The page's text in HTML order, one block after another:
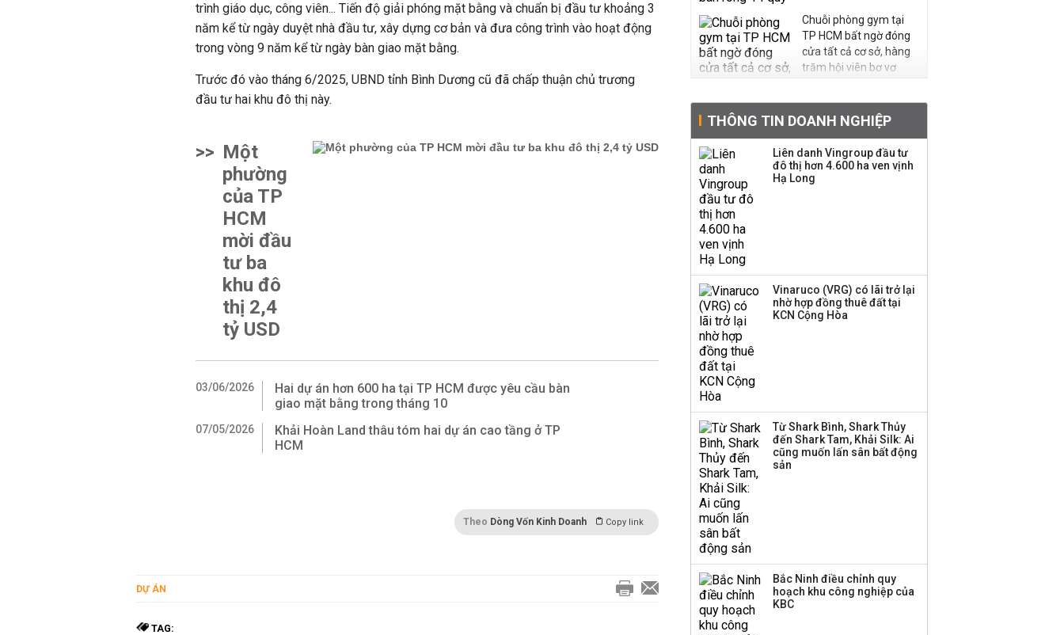
trình giáo dục, công viên... Tiến độ giải phóng mặt bằng và chuẩn bị đầu tư khoảng 3
năm kể từ ngày duyệt nhà đầu tư, xây dựng cơ bản và đưa công trình vào hoạt động
trong vòng 9 năm kể từ ngày bàn giao mặt bằng.
Trước đó vào tháng 6/2025, UBND tỉnh Bình Dương cũ đã chấp thuận chủ trương
đầu tư hai khu đô thị này.
>> Một
phường
của TP
HCM
mời đầu
tư ba
khu đô
thị 2,4
tỷ USD
03/06/2026
Hai dự án hơn 600 ha tại TP HCM được yêu cầu bàn
giao mặt bằng trong tháng 10
07/05/2026
Khải Hoàn Land thâu tóm hai dự án cao tầng ở TP
HCM
Theo Dòng Vốn Kinh Doanh Copy link
DỰ ÁN
TAG:
Chuỗi phòng gym tại
TP HCM bất ngờ đóng
cửa tất cả cơ sở, hàng
trăm hội viên bơ vơ
tiếng đứng sau tiệm
vàng Mi Hồng: Từ phụ
xe, sửa đồ điện tử cũ
đến gây dựng thương
hiệu hơn 35 năm tuổi
PNJ công bố thông tin
quyền tùy ý áp thuế
100% lên những đối tác
thương mại hàng đầu?
THÔNG TIN DOANH NGHIỆP
Liên danh Vingroup đầu tư
đô thị hơn 4.600 ha ven vịnh
Hạ Long
Vinaruco (VRG) có lãi trở lại
nhờ hợp đồng thuê đất tại
KCN Cộng Hòa
Từ Shark Bình, Shark Thủy
đến Shark Tam, Khải Silk: Ai
cũng muốn lấn sân bất động
sản
Bắc Ninh điều chỉnh quy
hoạch khu công nghiệp của
KBC